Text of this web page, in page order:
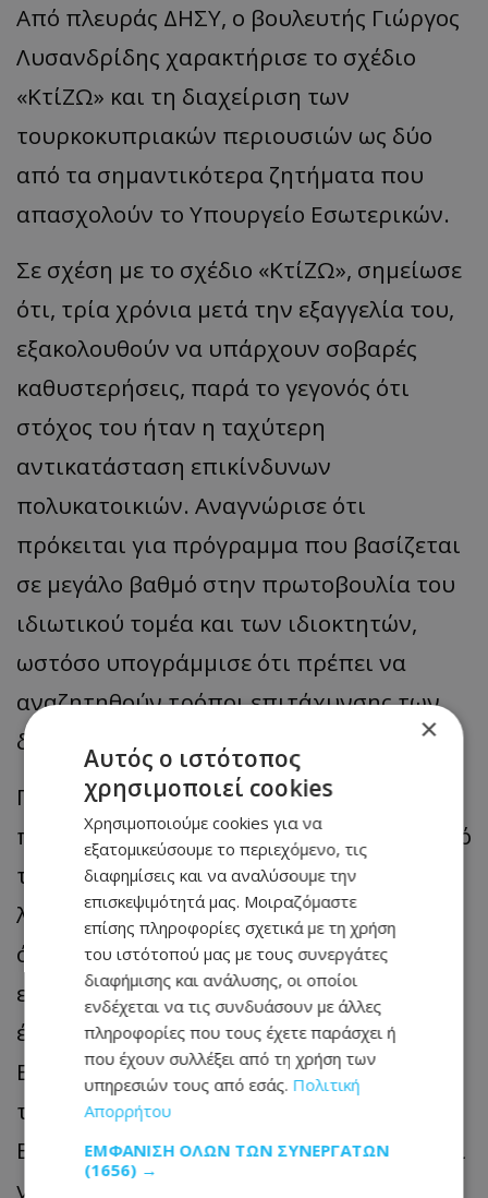
Από πλευράς ΔΗΣΥ, ο βουλευτής Γιώργος
Λυσανδρίδης χαρακτήρισε το σχέδιο
«ΚτίΖΩ» και τη διαχείριση των
τουρκοκυπριακών περιουσιών ως δύο
από τα σημαντικότερα ζητήματα που
απασχολούν το Υπουργείο Εσωτερικών.
Σε σχέση με το σχέδιο «ΚτίΖΩ», σημείωσε
ότι, τρία χρόνια μετά την εξαγγελία του,
εξακολουθούν να υπάρχουν σοβαρές
καθυστερήσεις, παρά το γεγονός ότι
στόχος του ήταν η ταχύτερη
αντικατάσταση επικίνδυνων
πολυκατοικιών. Αναγνώρισε ότι
πρόκειται για πρόγραμμα που βασίζεται
σε μεγάλο βαθμό στην πρωτοβουλία του
ιδιωτικού τομέα και των ιδιοκτητών,
ωστόσο υπογράμμισε ότι πρέπει να
αναζητηθούν τρόποι επιτάχυνσης των
διαδικασιών.
Παράλληλα, ανέδειξε το ζήτημα της
παρατεταμένης επιδότησης ενοικίων από
το κράτος, καθώς και το πρόβλημα της
λεηλασίας κρατικής περιουσίας, αφού,
όπως είπε, οι πολυκατοικίες που
εκκενώνονται δεν περιφράσσονται
έγκαιρα πριν από την κατεδάφισή τους.
Εξέφρασε ακόμη την προσδοκία ότι με
την επανέναρξη των εργασιών της
Βουλής τον Σεπτέμβριο θα κατατεθούν οι
νέοι κανονισμοί του Φορέα Ισότιμης
×
Αυτός ο ιστότοπος
χρησιμοποιεί cookies
Χρησιμοποιούμε cookies για να
εξατομικεύσουμε το περιεχόμενο, τις
διαφημίσεις και να αναλύσουμε την
επισκεψιμότητά μας. Μοιραζόμαστε
επίσης πληροφορίες σχετικά με τη χρήση
του ιστότοπού μας με τους συνεργάτες
διαφήμισης και ανάλυσης, οι οποίοι
ενδέχεται να τις συνδυάσουν με άλλες
πληροφορίες που τους έχετε παράσχει ή
που έχουν συλλέξει από τη χρήση των
υπηρεσιών τους από εσάς. Πολιτική
Απορρήτου
ΕΜΦΆΝΙΣΗ ΌΛΩΝ ΤΩΝ ΣΥΝΕΡΓΑΤΏΝ
(1656) →